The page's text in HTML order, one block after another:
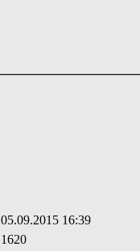
05.09.2015 16:39
1620